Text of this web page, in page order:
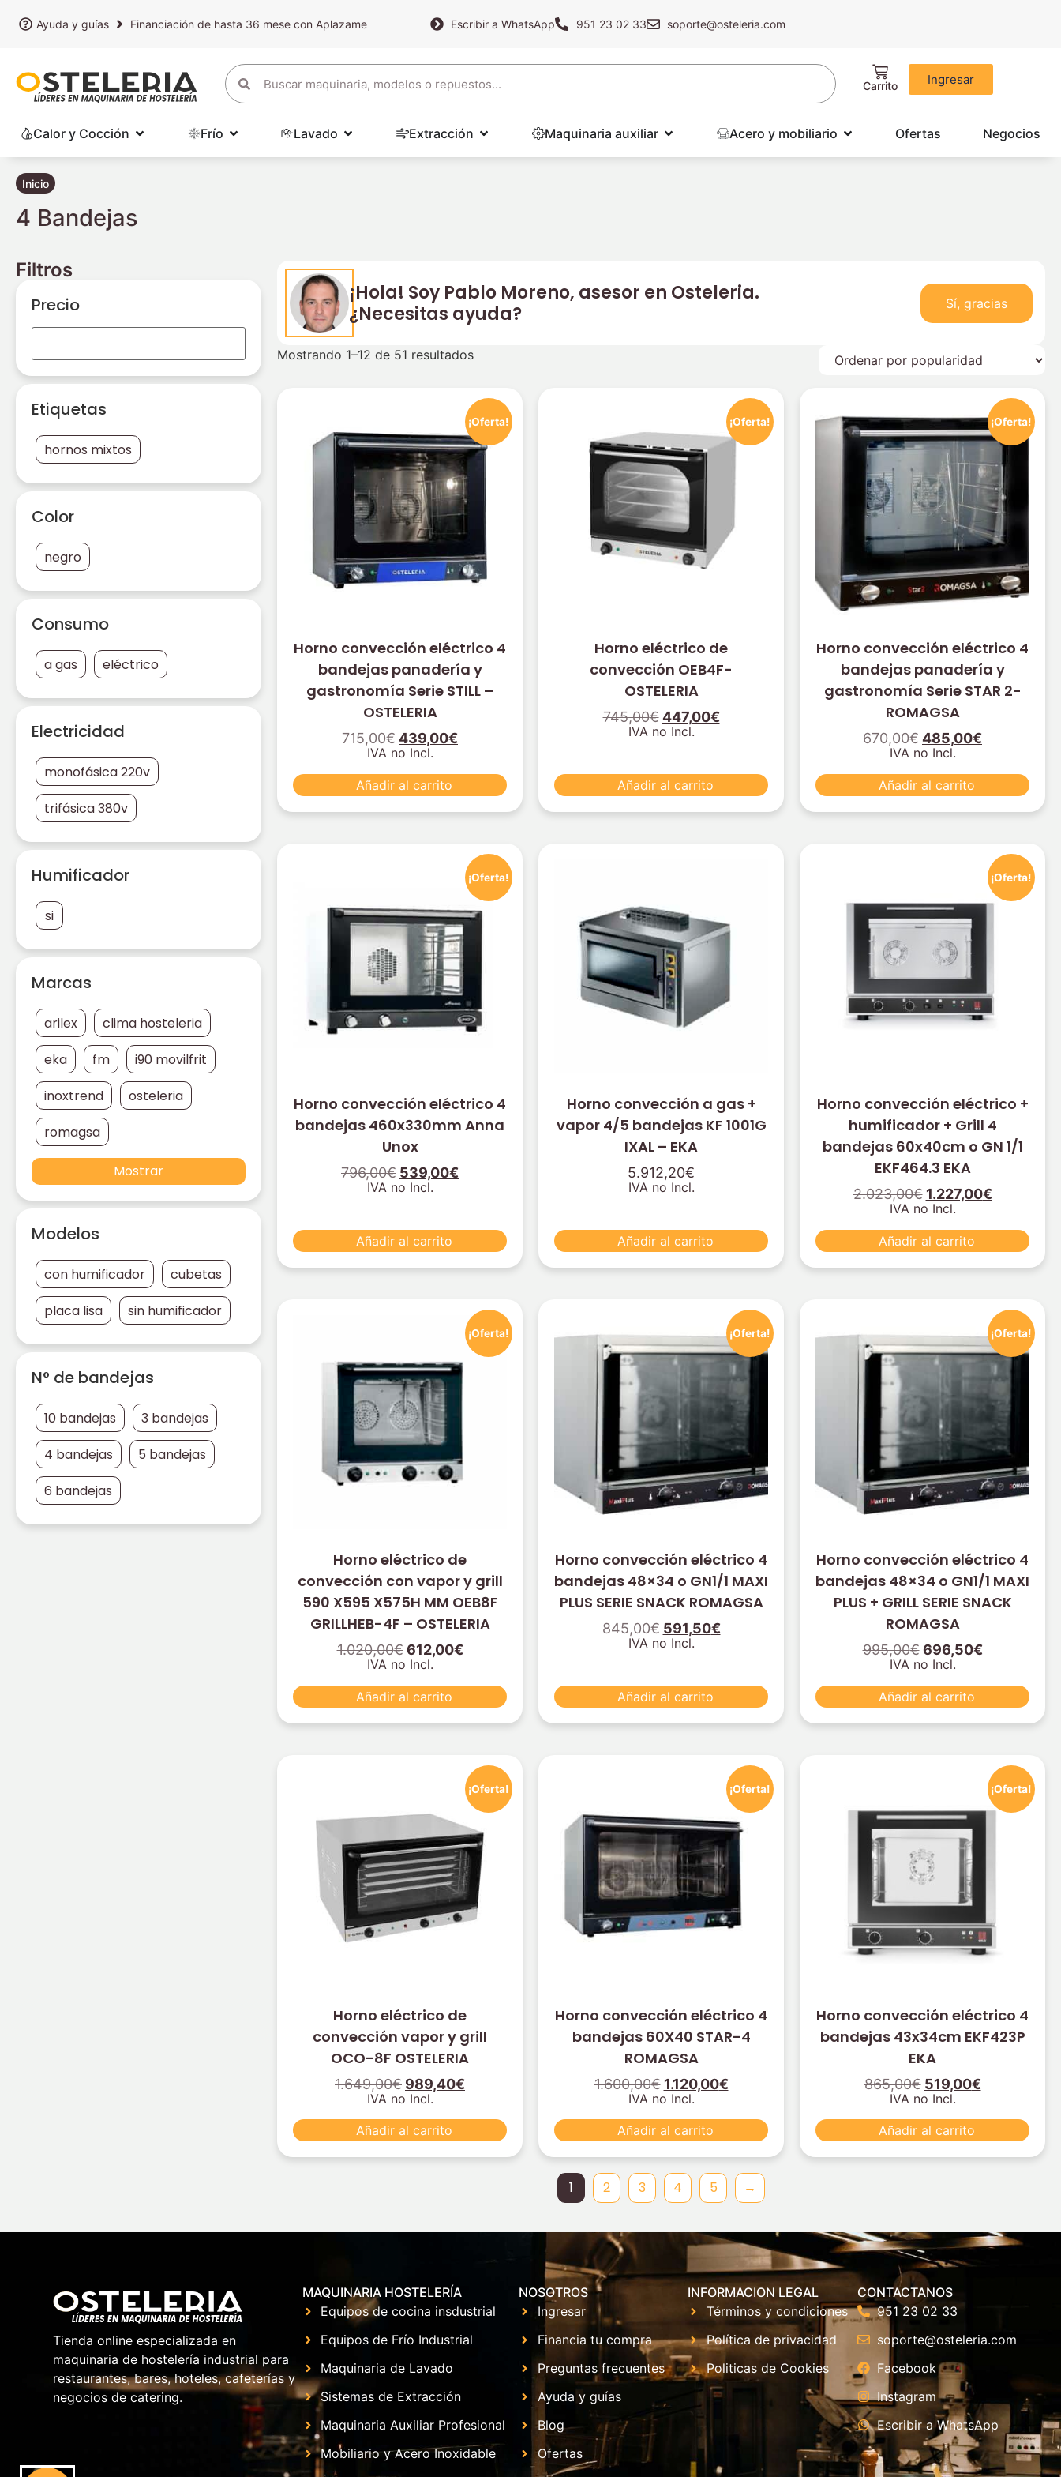
Ayuda y guías Financiación de hasta 36 mese con Aplazame Escribir a WhatsApp 951 23 02 33 soporte@osteleria.com
Ingresar
Calor y Cocción Frío Lavado Extracción Maquinaria auxiliar Acero y mobiliario Ofertas Negocios
Inicio
4 Bandejas
Filtros
Precio
Etiquetas
hornos mixtos
Color
negro
Consumo
a gas eléctrico
Electricidad
monofásica 220v
trifásica 380v
Humificador
si
Marcas
arilex
clima hosteleria
eka
fm
i90 movilfrit
inoxtrend
osteleria
romagsa
Mostrar
Modelos
con humificador
cubetas
placa lisa
sin humificador
N° de bandejas
10 bandejas
3 bandejas
4 bandejas
5 bandejas
6 bandejas
¡Hola! Soy Pablo Moreno, asesor en Osteleria.
¿Necesitas ayuda?
Sí, gracias
Mostrando 1–12 de 51 resultados
¡Oferta!
Horno convección eléctrico 4
bandejas panadería y
gastronomía Serie STILL –
OSTELERIA
715,00€439,00€
IVA no Incl.
Añadir al carrito
¡Oferta!
Horno eléctrico de
convección OEB4F-
OSTELERIA
745,00€ 447,00€
IVA no Incl.
Añadir al carrito
¡Oferta!
Horno convección eléctrico 4
bandejas panadería y
gastronomía Serie STAR 2-
ROMAGSA
670,00€485,00€
IVA no Incl.
Añadir al carrito
¡Oferta!
Horno convección eléctrico 4
bandejas 460x330mm Anna
Unox
796,00€ 539,00€
IVA no Incl.
Añadir al carrito
Horno convección a gas +
vapor 4/5 bandejas KF 1001G
IXAL – EKA
5.912,20€
IVA no Incl.
Añadir al carrito
¡Oferta!
Horno convección eléctrico +
humificador + Grill 4
bandejas 60x40cm o GN 1/1
EKF464.3 EKA
2.023,00€ 1.227,00€
IVA no Incl.
Añadir al carrito
¡Oferta!
Horno eléctrico de
convección con vapor y grill
590 X595 X575H MM OEB8F
GRILLHEB-4F – OSTELERIA
1.020,00€ 612,00€
IVA no Incl.
Añadir al carrito
¡Oferta!
Horno convección eléctrico 4
bandejas 48×34 o GN1/1 MAXI
PLUS SERIE SNACK ROMAGSA
845,00€ 591,50€
IVA no Incl.
Añadir al carrito
¡Oferta!
Horno convección eléctrico 4
bandejas 48×34 o GN1/1 MAXI
PLUS + GRILL SERIE SNACK
ROMAGSA
995,00€ 696,50€
IVA no Incl.
Añadir al carrito
¡Oferta!
Horno eléctrico de
convección vapor y grill
OCO-8F OSTELERIA
1.649,00€ 989,40€
IVA no Incl.
Añadir al carrito
¡Oferta!
Horno convección eléctrico 4
bandejas 60X40 STAR-4
ROMAGSA
1.600,00€ 1.120,00€
IVA no Incl.
Añadir al carrito
¡Oferta!
Horno convección eléctrico 4
bandejas 43x34cm EKF423P
EKA
865,00€ 519,00€
IVA no Incl.
Añadir al carrito
1 2 3 4 5 →
Tienda online especializada en
maquinaria de hostelería industrial para
restaurantes, bares, hoteles, cafeterías y
negocios de catering.
MAQUINARIA HOSTELERÍA
Equipos de cocina insdustrial
Equipos de Frío Industrial
Maquinaria de Lavado
Sistemas de Extracción
Maquinaria Auxiliar Profesional
Mobiliario y Acero Inoxidable
NOSOTROS
Ingresar
Financia tu compra
Preguntas frecuentes
Ayuda y guías
Blog
Ofertas
INFORMACION LEGAL
Términos y condiciones
Política de privacidad
Politicas de Cookies
CONTACTANOS
951 23 02 33
soporte@osteleria.com
Facebook
Instagram
Escribir a WhatsApp